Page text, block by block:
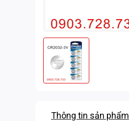
Thông tin sản phẩm